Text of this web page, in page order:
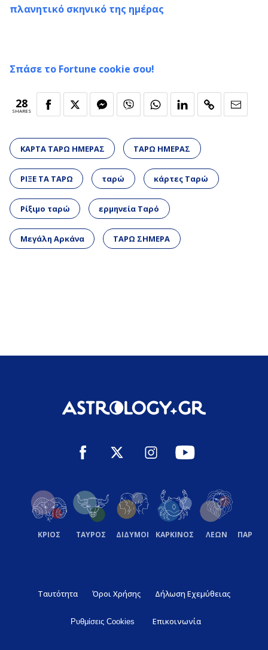
πλανητικό σκηνικό της ημέρας
Σπάσε το Fortune cookie σου!
28
SHARES
ΚΑΡΤΑ ΤΑΡΩ ΗΜΕΡΑΣ ΤΑΡΩ ΗΜΕΡΑΣ
ΡΙΞΕ ΤΑ ΤΑΡΩ ταρώ κάρτες Ταρώ
Ρίξιμο ταρώ ερμηνεία Ταρό
Μεγάλη Αρκάνα ΤΑΡΩ ΣΗΜΕΡΑ
ΚΡΙΟΣ ΤΑΥΡΟΣ ΔΙΔΥΜΟΙ ΚΑΡΚΙΝΟΣ ΛΕΩΝ
Ταυτότητα Όροι Χρήσης Δήλωση Εχεμύθειας
Ρυθμίσεις Cookies Επικοινωνία